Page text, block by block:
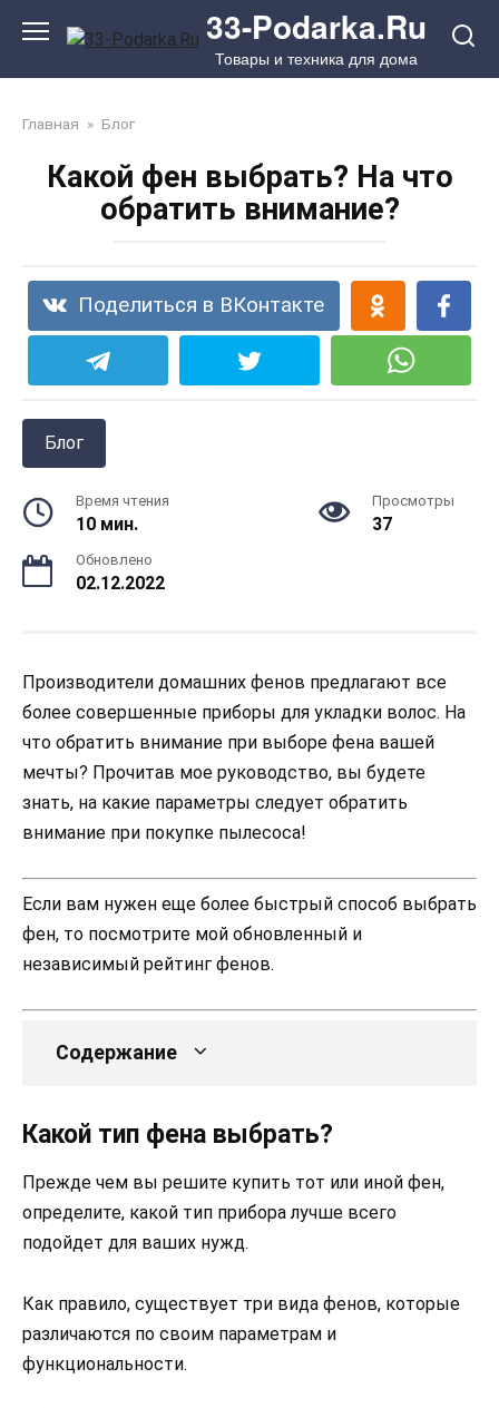
33-Podarka.Ru
Товары и техника для дома
Главная » Блог
Какой фен выбрать? На что
обратить внимание?
Поделиться в ВКонтакте
Блог
Время чтения
10 мин.
Просмотры
37
Обновлено
02.12.2022
Производители домашних фенов предлагают все
более совершенные приборы для укладки волос. На
что обратить внимание при выборе фена вашей
мечты? Прочитав мое руководство, вы будете
знать, на какие параметры следует обратить
внимание при покупке пылесоса!
Если вам нужен еще более быстрый способ выбрать
фен, то посмотрите мой обновленный и
независимый рейтинг фенов.
Содержание
Какой тип фена выбрать?
Прежде чем вы решите купить тот или иной фен,
определите, какой тип прибора лучше всего
подойдет для ваших нужд.
Как правило, существует три вида фенов, которые
различаются по своим параметрам и
функциональности.